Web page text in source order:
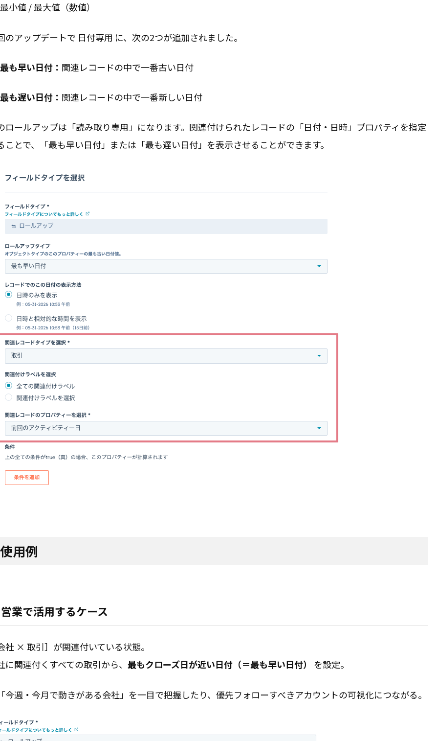
最小値 / 最大値（数値）
のアップデートで 日付専用 に、次の2つが追加されました。
最も早い日付： 関連レコードの中で一番古い日付
最も遅い日付： 関連レコードの中で一番新しい日付
ロールアップは「読み取り専用」になります。関連付けられたレコードの「日付・日時」プロパティを指定
ことで、「最も早い日付」または「最も遅い日付」を表示させることができます。
使用例
業で活用するケース
社 × 取引］が関連付いている状態。
に関連付くすべての取引から、最もクローズ日が近い日付（＝最も早い日付） を設定。
週・今月で動きがある会社」を一目で把握したり、優先フォローすべきアカウントの可視化につながる。